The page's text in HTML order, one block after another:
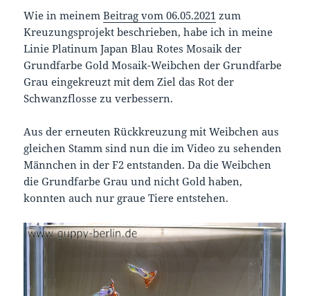
Wie in meinemBeitrag vom 06.05.2021 zum
Kreuzungsprojekt beschrieben, habe ich in meine
Linie Platinum Japan Blau Rotes Mosaik der
Grundfarbe Gold Mosaik-Weibchen der Grundfarbe
Grau eingekreuzt mit dem Ziel das Rot der
Schwanzflosse zu verbessern.
Aus der erneuten Rückkreuzung mit Weibchen aus
gleichen Stamm sind nun die im Video zu sehenden
Männchen in der F2 entstanden. Da die Weibchen
die Grundfarbe Grau und nicht Gold haben,
konnten auch nur graue Tiere entstehen.